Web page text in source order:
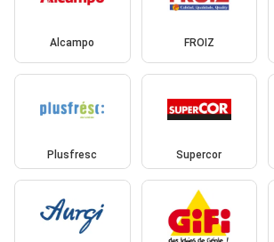
Alcampo FROIZ
Plusfresc Supercor